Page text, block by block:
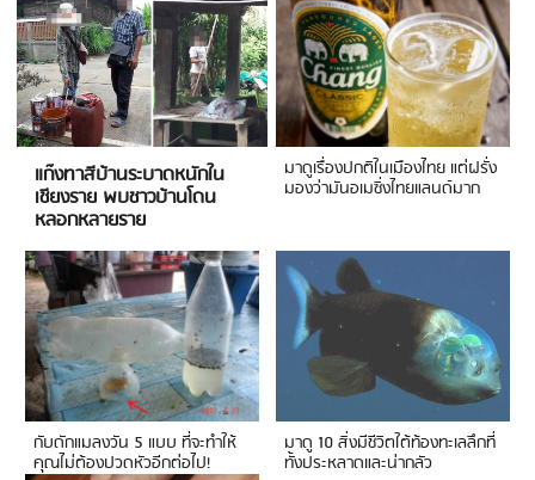
แก๊งทาสีบ้านระบาดหนักใน
เชียงราย พบชาวบ้านโดน
หลอกหลายราย
มาดูเรื่องปกติในเมืองไทย แต่ฝรั่ง
มองว่ามันอเมซิ่งไทยแลนด์มาก
กับดักแมลงวัน 5 แบบ ที่จะทำให้
คุณไม่ต้องปวดหัวอีกต่อไป!
มาดู 10 สิ่งมีชีวิตใต้ท้องทะเลลึกที่
ทั้งประหลาดและน่ากลัว